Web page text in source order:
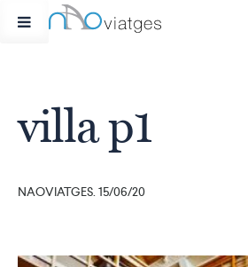
villa p1
NAOVIATGES. 15/06/20